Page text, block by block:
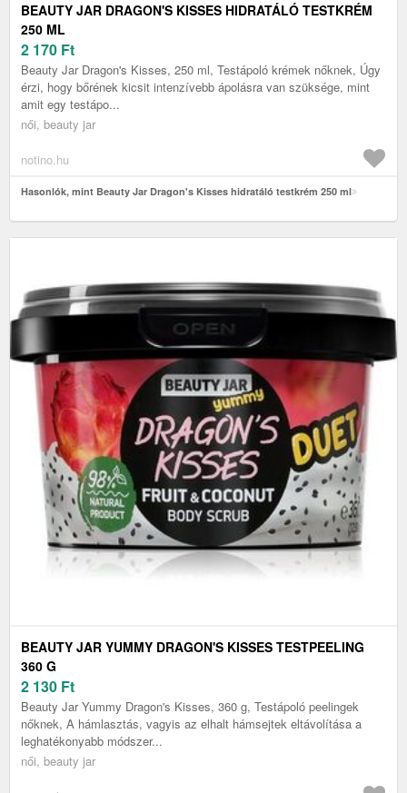
BEAUTY JAR DRAGON'S KISSES HIDRATÁLÓ TESTKRÉM
250 ML
2 170 Ft
Beauty Jar Dragon's Kisses, 250 ml, Testápoló krémek nőknek, Úgy
érzi, hogy bőrének kicsit intenzívebb ápolásra van szüksége, mint
amit egy testápo...
női, beauty jar
notino.hu
Hasonlók, mint Beauty Jar Dragon's Kisses hidratáló testkrém 250 ml
BEAUTY JAR YUMMY DRAGON'S KISSES TESTPEELING
360 G
2 130 Ft
Beauty Jar Yummy Dragon's Kisses, 360 g, Testápoló peelingek
nőknek, A hámlasztás, vagyis az elhalt hámsejtek eltávolítása a
leghatékonyabb módszer...
női, beauty jar